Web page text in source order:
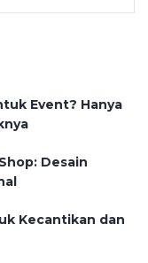
Event? Hanya
Desain
Kecantikan dan